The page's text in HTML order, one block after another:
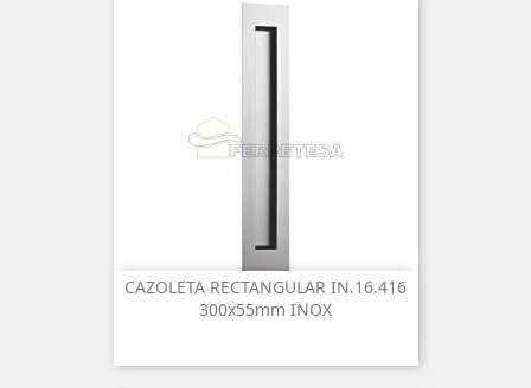
CAZOLETA RECTANGULAR IN.16.416
300x55mm INOX